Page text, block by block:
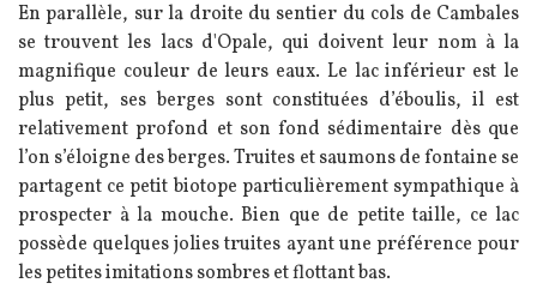
En parallèle, sur la droite du sentier du cols de Cambales
se trouvent les lacs d'Opale, qui doivent leur nom à la
magnifique couleur de leurs eaux. Le lac inférieur est le
plus petit, ses berges sont constituées d’éboulis, il est
relativement profond et son fond sédimentaire dès que
l’on s’éloigne des berges. Truites et saumons de fontaine se
partagent ce petit biotope particulièrement sympathique à
prospecter à la mouche. Bien que de petite taille, ce lac
possède quelques jolies truites ayant une préférence pour
les petites imitations sombres et flottant bas.